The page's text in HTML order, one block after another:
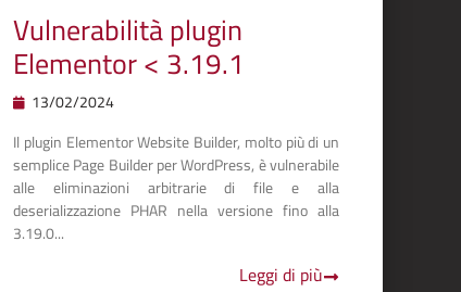
Vulnerabilità plugin
Elementor < 3.19.1
13/02/2024
Il plugin Elementor Website Builder, molto più di un
semplice Page Builder per WordPress, è vulnerabile
alle eliminazioni arbitrarie di file e alla
deserializzazione PHAR nella versione fino alla
3.19.0...
Leggi di più